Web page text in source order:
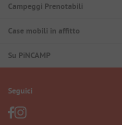
Campeggi Prenotabili
Case mobili in affitto
Su PiNCAMP
Seguici